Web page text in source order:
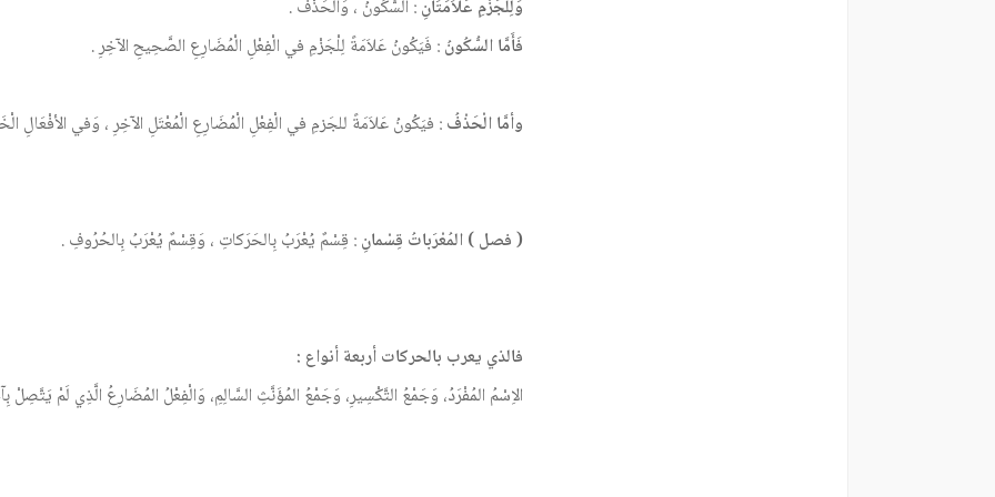
وَلِلْجَزْمِ عَلاَمَتَانِ: السُّكُونُ ، وَالْحَذْفُ .
فَأَمَّا السُّكُونُ: فَيَكُونُ عَلاَمَةً لِلْجَزْمِ في الْفِعْلِ الْمُضَارِعِ الصَّحِيحِ الآخِرِ .
وأمَّا الْحَذْفُ: فيَكُونُ عَلاَمَةً للجَزمِ في الْفِعْلِ الْمُضَارِعِ الْمُعْتَلِ الآخِرِ ، وَفي الأفْعَالِ
( فصل ) المُعْرَباتُ قِسْمانِ: قِسْمٌ يُعْرَبُ بِالحَرَكاتِ ، وَقِسْمٌ يُعْرَبُ بِالحُرُوفِ .
فالذي يعرب بالحركات أربعة أنواع :
الاِسْمُ المُفْرَدُ، وَجَمْعُ التَّكْسِيرِ، وَجَمْعُ المُؤَنَّثِ السَّالِمِ، وَالْفِعْلُ المُضَارِعُ الَّذِي لَمْ